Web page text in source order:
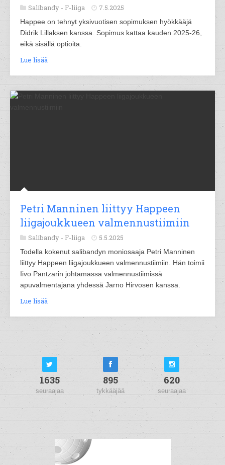
Salibandy - F-liiga 7.5.2025
Happee on tehnyt yksivuotisen sopimuksen hyökkääjä
Didrik Lillaksen kanssa. Sopimus kattaa kauden 2025-26,
eikä sisällä optioita.
Lue lisää
Petri Manninen liittyy Happeen
liigajoukkueen valmennustiimiin
Salibandy - F-liiga 5.5.2025
Todella kokenut salibandyn moniosaaja Petri Manninen
liittyy Happeen liigajoukkueen valmennustiimiin. Hän toimii
Iivo Pantzarin johtamassa valmennustiimissä
apuvalmentajana yhdessä Jarno Hirvosen kanssa.
Lue lisää
1635
seuraajaa
895
tykkääjää
620
seuraajaa